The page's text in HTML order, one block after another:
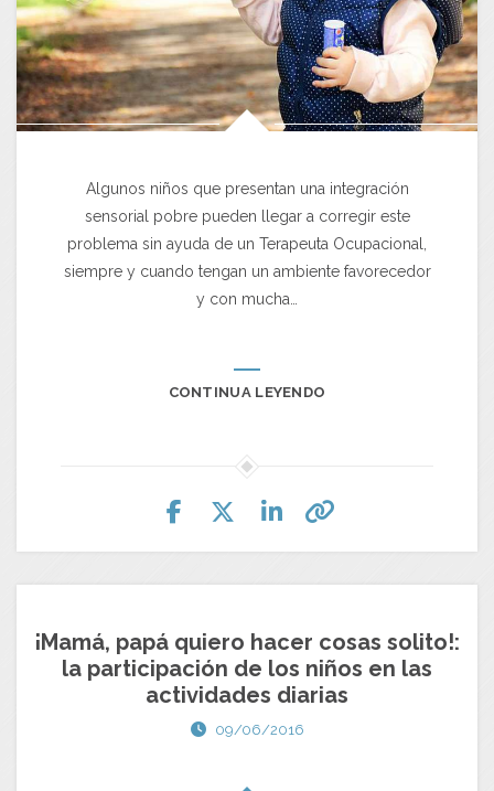
Algunos niños que presentan una integración
sensorial pobre pueden llegar a corregir este
problema sin ayuda de un Terapeuta Ocupacional,
siempre y cuando tengan un ambiente favorecedor
y con mucha…
CONTINUA LEYENDO
¡Mamá, papá quiero hacer cosas solito!:
la participación de los niños en las
actividades diarias
09/06/2016